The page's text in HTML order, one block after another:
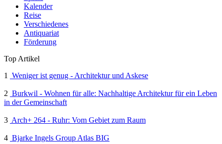
Kalender
Reise
Verschiedenes
Antiquariat
Förderung
Top Artikel
1
Weniger ist genug - Architektur und Askese
2 Burkwil - Wohnen für alle: Nachhaltige Architektur für ein Leben
in der Gemeinschaft
3 Arch+ 264 - Ruhr: Vom Gebiet zum Raum
4 Bjarke Ingels Group Atlas BIG